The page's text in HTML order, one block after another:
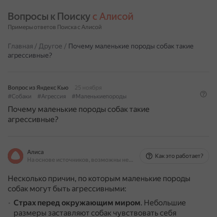
Вопросы к Поиску с Алисой
Примеры ответов Поиска с Алисой
Главная / Другое / Почему маленькие породы собак такие
агрессивные?
Вопрос из Яндекс Кью
25 ноября
#Собаки
#Агрессия #Маленькиепороды
Почему маленькие породы собак такие
агрессивные?
Алиса
На основе источников, возможны неточности
Как это работает?
Несколько причин, по которым маленькие породы
собак могут быть агрессивными:
Страх перед окружающим миром. Небольшие
размеры заставляют собак чувствовать себя